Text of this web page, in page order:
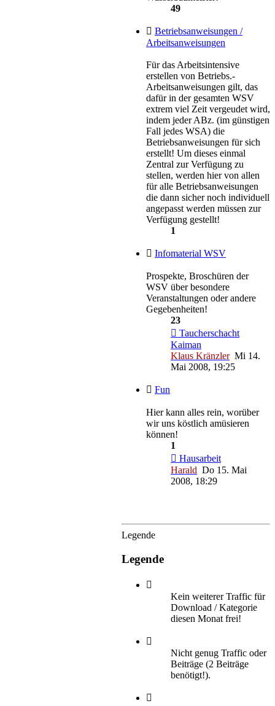
49
Betriebsanweisungen /
Arbeitsanweisungen
Für das Arbeitsintensive
erstellen von Betriebs.-
Arbeitsanweisungen gilt, das
dafür in der gesamten WSV
extrem viel Zeit vergeudet wird,
indem jeder ABz. (im günstigen
Fall jedes WSA) die
Betriebsanweisungen für sich
erstellt! Um dieses einmal
Zentral zur Verfügung zu
stellen, werden hier von allen
für alle Betriebsanweisungen
die dann sicher noch individuell
angepasst werden müssen zur
Verfügung gestellt!
1
Infomaterial WSV
Prospekte, Broschüren der
WSV über besondere
Veranstaltungen oder andere
Gegebenheiten!
23
Taucherschacht
Kaiman
Klaus Kränzler Mi 14.
Mai 2008, 19:25
Fun
Hier kann alles rein, worüber
wir uns köstlich amüsieren
können!
1
Hausarbeit
Harald Do 15. Mai
2008, 18:29
Legende
Legende
Kein weiterer Traffic für
Download / Kategorie
diesen Monat frei!
Nicht genug Traffic oder
Beiträge (2 Beiträge
benötigt!).